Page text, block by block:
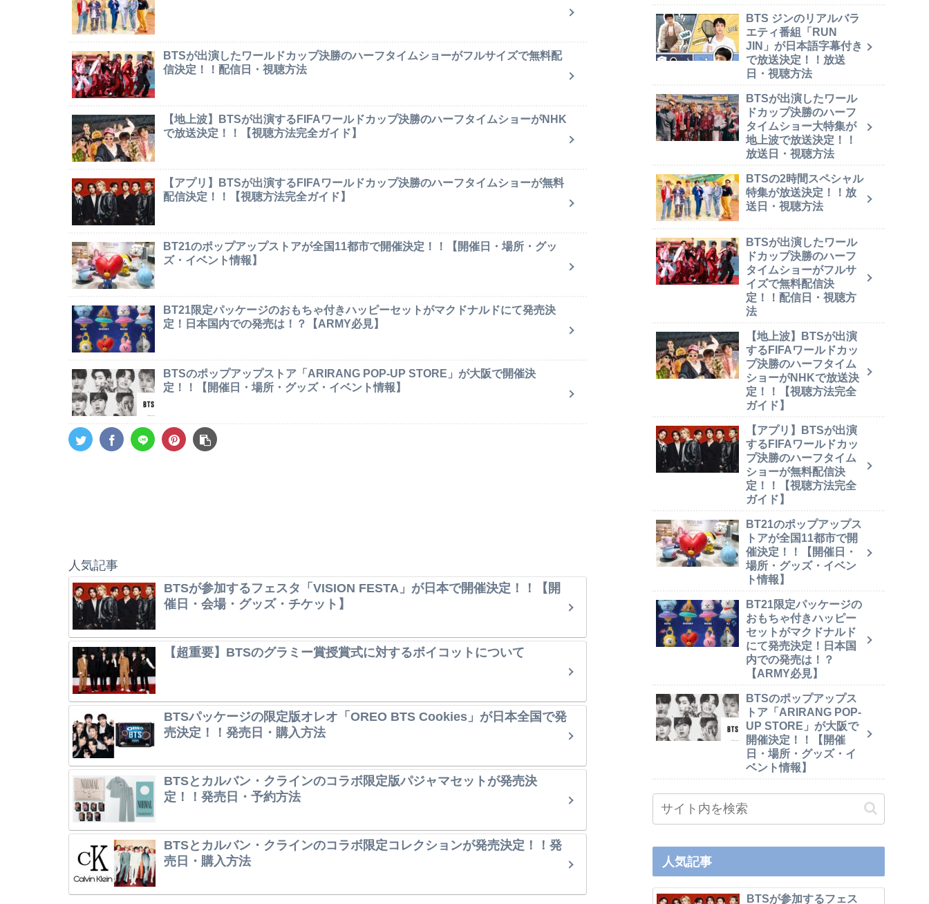
BTSが出演したワールドカップ決勝のハーフタイムショーがフルサイズで無料配
信決定！！配信日・視聴方法
【地上波】BTSが出演するFIFAワールドカップ決勝のハーフタイムショーがNHK
で放送決定！！【視聴方法完全ガイド】
【アプリ】BTSが出演するFIFAワールドカップ決勝のハーフタイムショーが無料
配信決定！！【視聴方法完全ガイド】
BT21のポップアップストアが全国11都市で開催決定！！【開催日・場所・グッ
ズ・イベント情報】
BT21限定パッケージのおもちゃ付きハッピーセットがマクドナルドにて発売決
定！日本国内での発売は！？【ARMY必見】
BTSのポップアップストア「ARIRANG POP-UP STORE」が大阪で開催決
定！！【開催日・場所・グッズ・イベント情報】
人気記事
BTSが参加するフェスタ「VISION FESTA」が日本で開催決定！！【開
催日・会場・グッズ・チケット】
【超重要】BTSのグラミー賞授賞式に対するボイコットについて
BTSパッケージの限定版オレオ「OREO BTS Cookies」が日本全国で発
売決定！！発売日・購入方法
BTSとカルバン・クラインのコラボ限定版パジャマセットが発売決
定！！発売日・予約方法
BTSとカルバン・クラインのコラボ限定コレクションが発売決定！！発
売日・購入方法
BTS ジンのリアルバラ
エティ番組「RUN
JIN」が日本語字幕付き
で放送決定！！放送
日・視聴方法
BTSが出演したワール
ドカップ決勝のハーフ
タイムショー大特集が
地上波で放送決定！！
放送日・視聴方法
BTSの2時間スペシャル
特集が放送決定！！放
送日・視聴方法
BTSが出演したワール
ドカップ決勝のハーフ
タイムショーがフルサ
イズで無料配信決
定！！配信日・視聴方
法
【地上波】BTSが出演
するFIFAワールドカッ
プ決勝のハーフタイム
ショーがNHKで放送決
定！！【視聴方法完全
ガイド】
【アプリ】BTSが出演
するFIFAワールドカッ
プ決勝のハーフタイム
ショーが無料配信決
定！！【視聴方法完全
ガイド】
BT21のポップアップス
トアが全国11都市で開
催決定！！【開催日・
場所・グッズ・イベン
ト情報】
BT21限定パッケージの
おもちゃ付きハッピー
セットがマクドナルド
にて発売決定！日本国
内での発売は！？
【ARMY必見】
BTSのポップアップス
トア「ARIRANG POP-
UP STORE」が大阪で
開催決定！！【開催
日・場所・グッズ・イ
ベント情報】
人気記事
BTSが参加するフェス